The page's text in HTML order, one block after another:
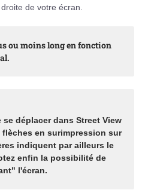
de votre écran.
ou moins long en fonction
déplacer dans Street View
en surimpression sur
indiquent par ailleurs le
enfin la possibilité de
l'écran.